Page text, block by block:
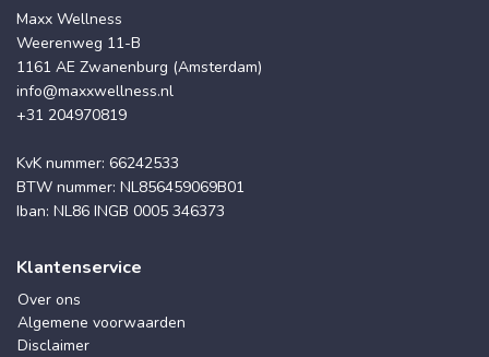
Maxx Wellness
Weerenweg 11-B
1161 AE Zwanenburg (Amsterdam)
info@maxxwellness.nl
+31 204970819
KvK nummer: 66242533
BTW nummer: NL856459069B01
Iban: NL86 INGB 0005 346373
Klantenservice
Over ons
Algemene voorwaarden
Disclaimer